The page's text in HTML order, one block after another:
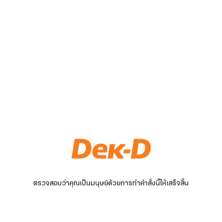
ตรวจสอบว่าคุณเป็นมนุษย์ด้วยการทำคำสั่งนี้ให้เสร็จสิ้น